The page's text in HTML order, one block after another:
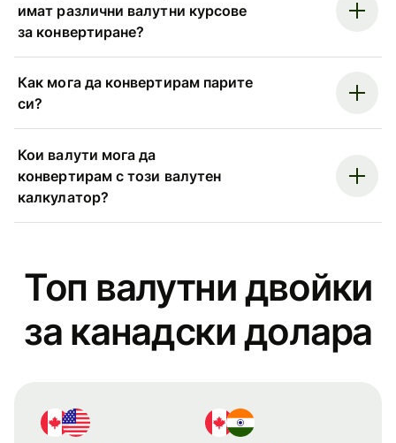
имат различни валутни курсове
за конвертиране?
Как мога да конвертирам парите
си?
Кои валути мога да
конвертирам с този валутен
калкулатор?
Топ валутни двойки
за канадски долара